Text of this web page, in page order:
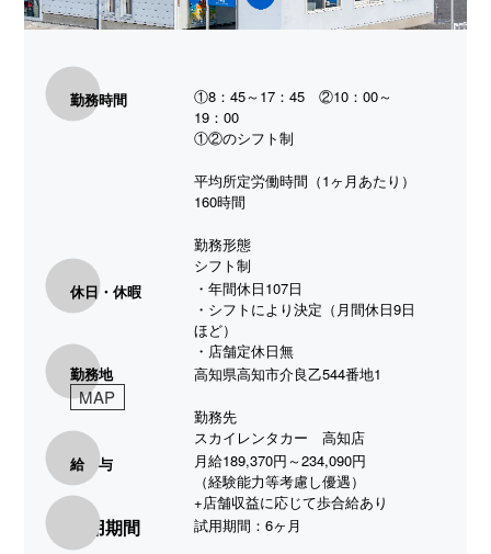
勤務時間
①8：45～17：45 ②10：00～
19：00
①②のシフト制
平均所定労働時間（1ヶ月あたり）
160時間
勤務形態
シフト制
休日・休暇
・年間休日107日
・シフトにより決定（月間休日9日
ほど）
・店舗定休日無
勤務地
MAP
高知県高知市介良乙544番地1
勤務先
スカイレンタカー 高知店
給 与
月給189,370円～234,090円
（経験能力等考慮し優遇）
+店舗収益に応じて歩合給あり
試用期間
試用期間：6ヶ月